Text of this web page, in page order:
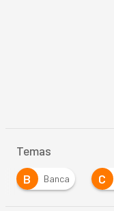
Temas
B
Banca C